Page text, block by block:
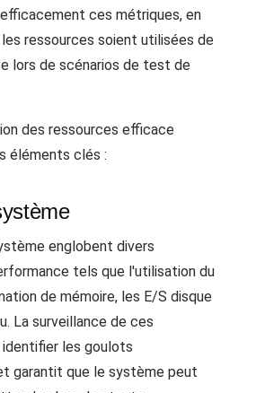
ces métriques, en
ressources soient utilisées de
lors de scénarios de test de
des ressources efficace
éléments clés :
englobent divers
tels que l'utilisation du
de mémoire, les E/S disque
La surveillance de ces
les goulots
garantit que le système peut